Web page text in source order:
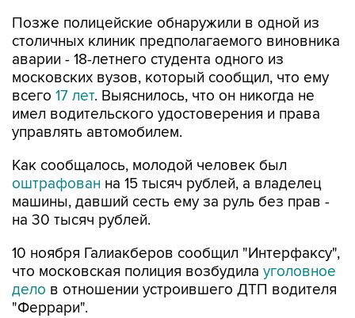
Позже полицейские обнаружили в одной из
столичных клиник предполагаемого виновника
аварии - 18-летнего студента одного из
московских вузов, который сообщил, что ему
всего 17 лет. Выяснилось, что он никогда не
имел водительского удостоверения и права
управлять автомобилем.
Как сообщалось, молодой человек был
оштрафован на 15 тысяч рублей, а владелец
машины, давший сесть ему за руль без прав -
на 30 тысяч рублей.
10 ноября Галиакберов сообщил "Интерфаксу",
что московская полиция возбудила уголовное
дело в отношении устроившего ДТП водителя
"Феррари".